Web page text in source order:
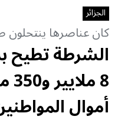
الجزائر
كان عناصرها
الشرطة تطيح
8
أموال